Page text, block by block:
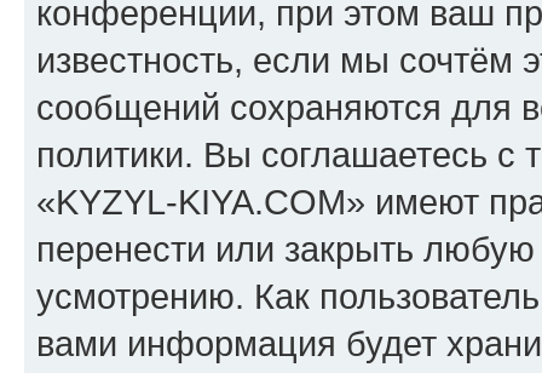
конференции, при этом ваш
известность, если мы сочтём
сообщений сохраняются для
политики. Вы соглашаетесь
«KYZYL-KIYA.COM» имеют
перенести или закрыть
усмотрению. Как
вами информация будет